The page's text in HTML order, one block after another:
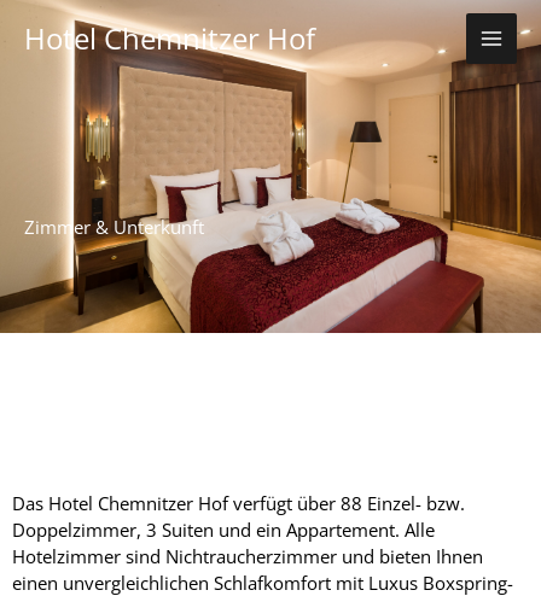
InhaltHotel Chemnitzer Hof
Zimmer & Unterkunft
Das Hotel Chemnitzer Hof verfügt über 88 Einzel- bzw.
Doppelzimmer, 3 Suiten und ein Appartement. Alle
Hotelzimmer sind Nichtraucherzimmer und bieten Ihnen
einen unvergleichlichen Schlafkomfort mit Luxus Boxspring-